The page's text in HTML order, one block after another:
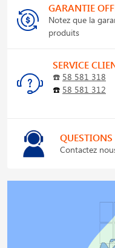
GARANTIE
Notez que la
produits
SERVICE
☎️ 58 581 318
☎️ 58 581 312
Contactez